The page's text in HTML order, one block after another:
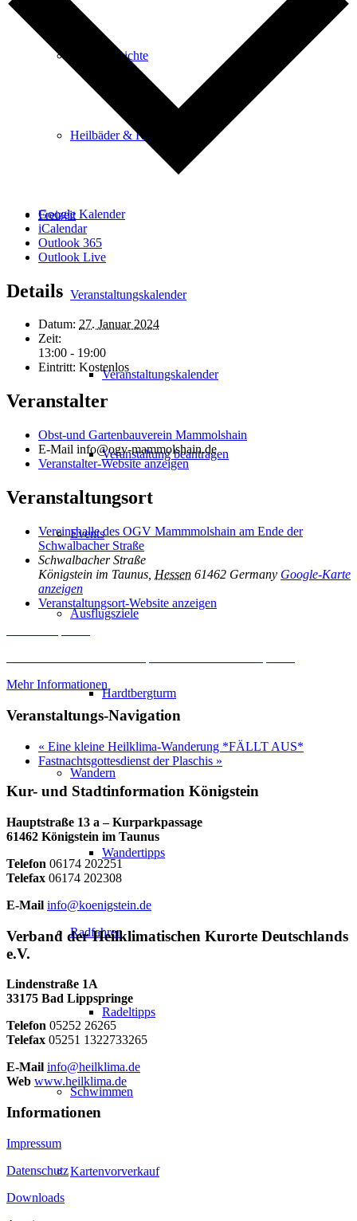
Stadtgeschichte
Heilbäder & Kurorte
Freizeit
Veranstaltungskalender
Veranstaltungskalender
Veranstaltung beantragen
Events
Ausflugsziele
Hardtbergturm
Wandern
Wandertipps
Radfahren
Radeltipps
Schwimmen
Kartenvorverkauf
Google Kalender
iCalendar
Outlook 365
Outlook Live
Details
Datum: 27. Januar 2024
Zeit:
13:00 - 19:00
Eintritt: Kostenlos
Veranstalter
Obst-und Gartenbauverein Mammolshain
E-Mail info@ogv-mammolshain.de
Veranstalter-Website anzeigen
Veranstaltungsort
Vereinshalle des OGV Mammmolshain am Ende der
Schwalbacher Straße
Schwalbacher Straße
Königstein im Taunus Hessen 61462 Germany Google-Karte
anzeigen
Veranstaltungsort-Website anzeigen
Mehr Informationen
Veranstaltungs-Navigation
« Eine kleine Heilklima-Wanderung *FÄLLT AUS*
Fastnachtsgottesdienst der Plaschis »
Kur- und Stadtinformation Königstein
Hauptstraße 13 a – Kurparkpassage
61462 Königstein im Taunus
Telefon 06174 202251
Telefax 06174 202308
E-Mail info@koenigstein.de
Verband der Heilklimatischen Kurorte Deutschlands
e.V.
Lindenstraße 1A
33175 Bad Lippspringe
Telefon 05252 26265
Telefax 05251 1322733265
E-Mail info@heilklima.de
Web www.heilklima.de
Informationen
Impressum
Datenschutz
Downloads